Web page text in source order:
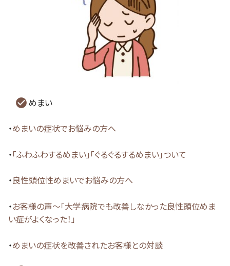
めまい
・めまいの症状でお悩みの方へ
・ 「ふわふわするめまい」「ぐるぐるするめまい」ついて
・ 良性頭位性めまいでお悩みの方へ
・お客様の声～「大学病院でも改善しなかった良性頭位めま
い症がよくなった！」
・めまいの症状を改善されたお客様との対談